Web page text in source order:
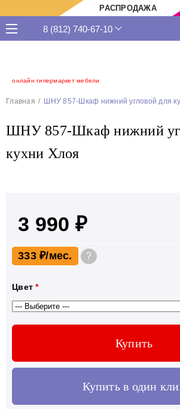
РАСПРОДАЖА
онлайн гипермаркет мебели
8 (812) 740-67-10
Главная ШНУ 857-Шкаф нижний угловой для
ШНУ 857-Шкаф нижний
кухни Хлоя
3 990 ₽
333 ₽ ?
Цвет*
Купить
Купить в один